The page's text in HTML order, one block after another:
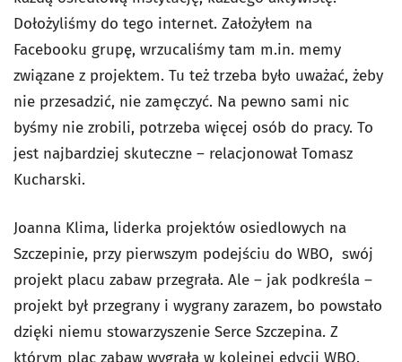
Dołożyliśmy do tego internet. Założyłem na
Facebooku grupę, wrzucaliśmy tam m.in. memy
związane z projektem. Tu też trzeba było uważać, żeby
nie przesadzić, nie zamęczyć. Na pewno sami nic
byśmy nie zrobili, potrzeba więcej osób do pracy. To
jest najbardziej skuteczne – relacjonował Tomasz
Kucharski.
Joanna Klima, liderka projektów osiedlowych na
Szczepinie, przy pierwszym podejściu do WBO, swój
projekt placu zabaw przegrała. Ale – jak podkreśla –
projekt był przegrany i wygrany zarazem, bo powstało
dzięki niemu stowarzyszenie Serce Szczepina. Z
którym plac zabaw wygrała w kolejnej edycji WBO.